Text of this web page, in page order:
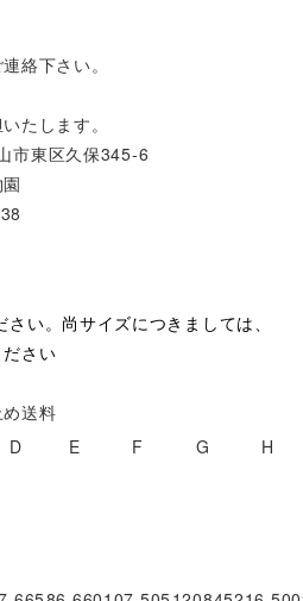
絡下さい。
たします。
市東区久保345-6
い。尚サイズにつきましては、
さい
送料
D E F G H